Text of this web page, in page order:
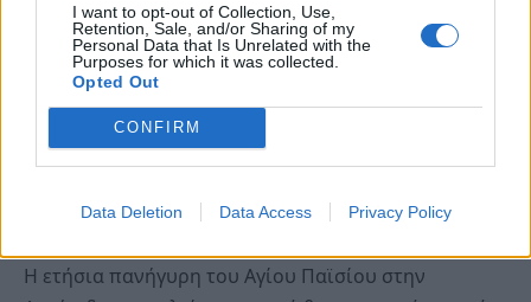
I want to opt-out of Collection, Use,
Retention, Sale, and/or Sharing of my
Personal Data that Is Unrelated with the
Purposes for which it was collected.
Opted Out
CONFIRM
Data Deletion Data Access Privacy Policy
της ξεχωριστό παρών την παραμονή της εορτής,
Σάββατο 11 Ιουλίου, μετά τη λιτανεία, στο προαύλιο
του Ιερού Ναού, παρουσιάζοντας παραδοσιακούς
χορούς. Μια όμορφη σύμπραξη πίστης, παράδοσης
και τοπικής συμμετοχής — όπως γινόταν πάντα στις
και τον κόσμο ενωμένους.
Η ετήσια πανήγυρη του Αγίου Παϊσίου στην